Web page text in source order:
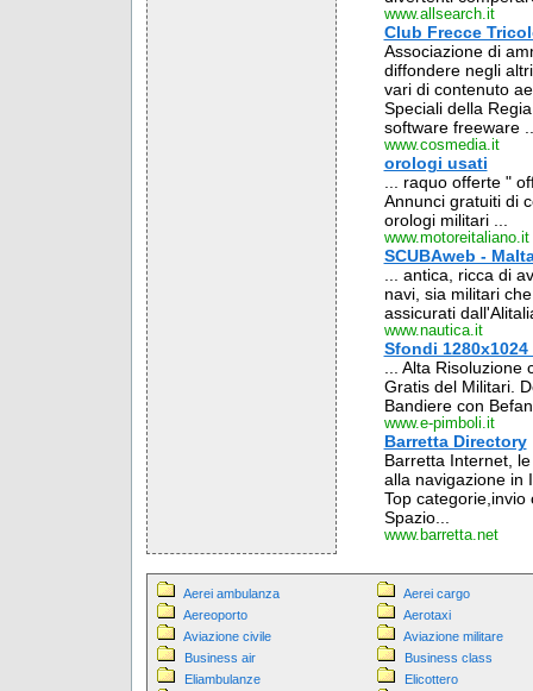
www.allsearch.it
Club Frecce
Associazione di
diffondere negli
vari di contenuto
Speciali della
software freeware
www.cosmedia.it
orologi usati
... raquo offerte "
Annunci gratuiti di
orologi militari ...
www.motoreitaliano.it
SCUBAweb -
... antica, ricca di
navi, sia militari
assicurati
www.nautica.it
Sfondi 1280x1024
... Alta
Gratis del Militari.
Bandiere con
www.e-pimboli.it
Barretta Directory
Barretta Internet,
alla navigazione in
Top categorie,invio
Spazio...
www.barretta.net
Aerei ambulanza
Aerei cargo
Aereoporto
Aerotaxi
Aviazione civile
Aviazione militare
Business air
Business class
Eliambulanze
Elicottero